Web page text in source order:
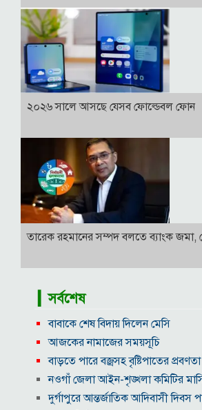
২০২৬ সালে আসছে যেসব ফোল্ডেবল ফোন
তারেক রহমানের সম্পদ বলতে ব্যাংক
▎সর্বশেষ
বাবাকে শেষ বিদায় দিলেন মেসি
আজকের নামাজের সময়সূচি
বাড়তে পারে বজ্রসহ বৃষ্টিপাতের প্রবণতা
নওগাঁ জেলা আইন-শৃঙ্খলা কমিটির
দুর্গাপুরে আন্তর্জাতিক আদিবাসী দিবস